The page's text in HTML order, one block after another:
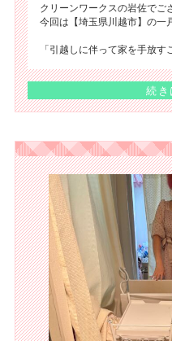
クリーンワークスの岩佐でご
今回は【埼玉県川越市】の一
「引越しに伴って家を手放
続き